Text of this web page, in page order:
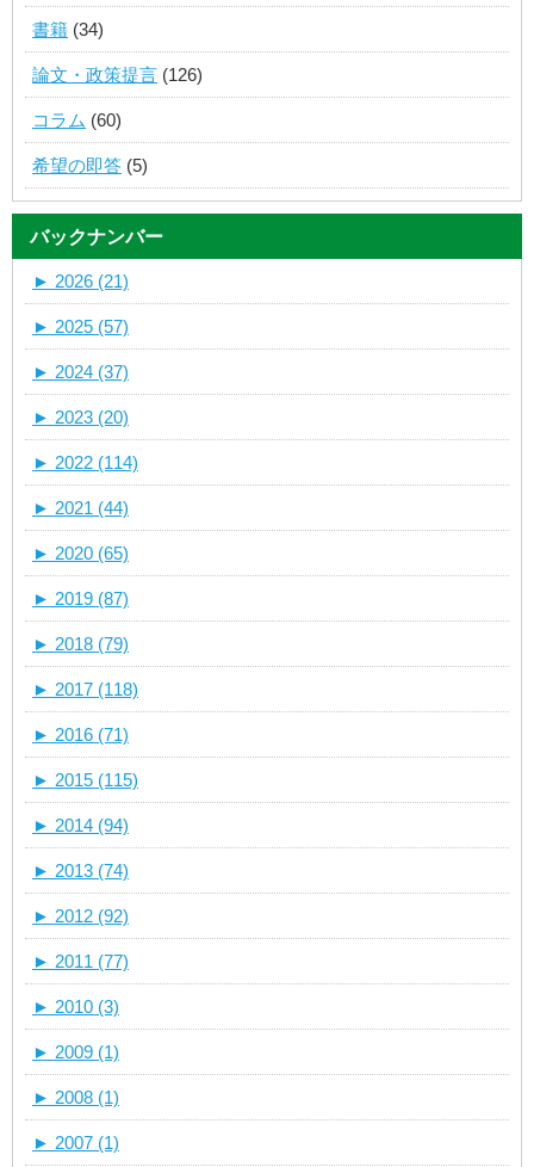
書籍 (34)
論文・政策提言 (126)
コラム (60)
希望の即答 (5)
バックナンバー
► 2026 (21)
► 2025 (57)
► 2024 (37)
► 2023 (20)
► 2022 (114)
► 2021 (44)
► 2020 (65)
► 2019 (87)
► 2018 (79)
► 2017 (118)
► 2016 (71)
► 2015 (115)
► 2014 (94)
► 2013 (74)
► 2012 (92)
► 2011 (77)
► 2010 (3)
► 2009 (1)
► 2008 (1)
► 2007 (1)